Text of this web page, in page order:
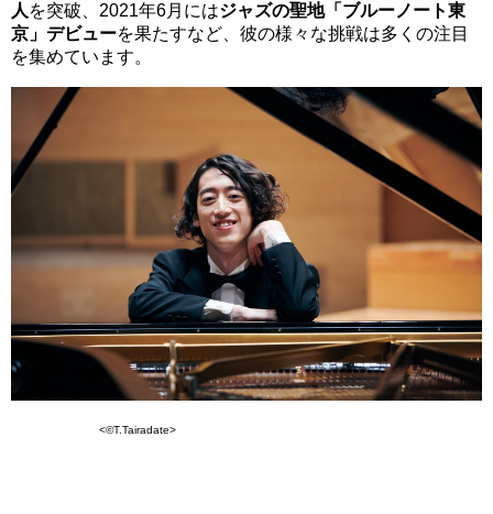
人 を突破、2021年6月にはジャズの聖地「ブルーノート東
京」デビューを果たすなど、彼の様々な挑戦は多くの注目
を集めています。
<©T.Tairadate>